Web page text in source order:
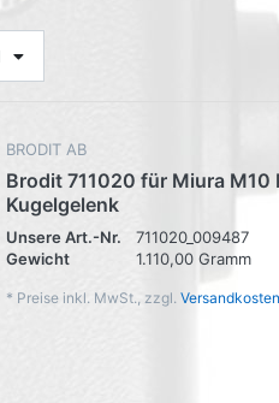
BRODIT AB
Brodit 711020 für Miura M10
Kugelgelenk
Unsere Art.-Nr.
711020_009487
Gewicht
1.110,00 Gramm
* Preise inkl. MwSt., zzgl. Versandkosten